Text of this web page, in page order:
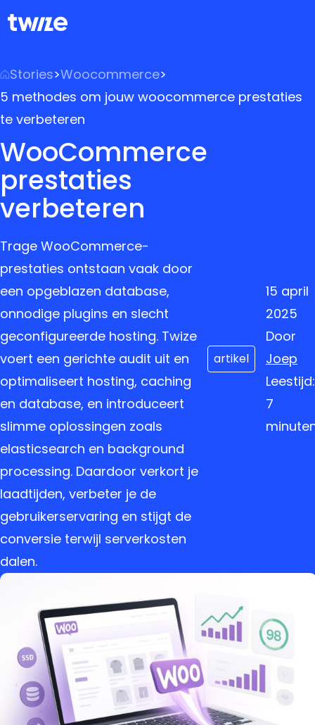
Stories>Woocommerce>
5 methodes om jouw woocommerce prestaties
te verbeteren
WooCommerce
prestaties
verbeteren
Trage WooCommerce-
prestaties ontstaan vaak door
een opgeblazen database,
onnodige plugins en slecht
geconfigureerde hosting. Twize
voert een gerichte audit uit en
optimaliseert hosting, caching
en database, en introduceert
slimme oplossingen zoals
elasticsearch en background
processing. Daardoor verkort je
laadtijden, verbeter je de
gebruikerservaring en stijgt de
conversie terwijl serverkosten
dalen.
artikel
15 april
2025
Door
Joep
Leestijd:
7